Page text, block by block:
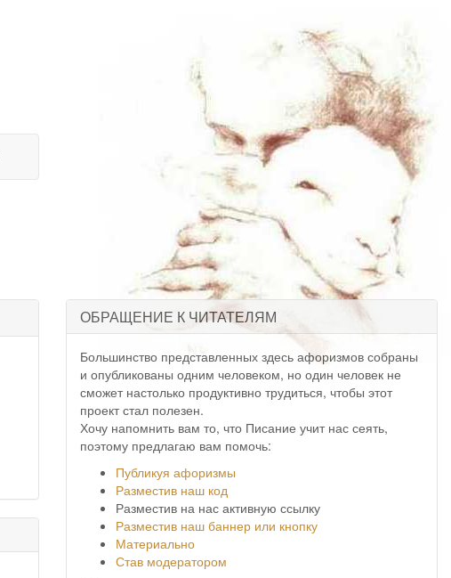
ОБРАЩЕНИЕ К ЧИТАТЕЛЯМ
Большинство представленных здесь афоризмов собраны
и опубликованы одним человеком, но один человек не
сможет настолько продуктивно трудиться, чтобы этот
проект стал полезен.
Хочу напомнить вам то, что Писание учит нас сеять,
поэтому предлагаю вам помочь:
Публикуя афоризмы
Разместив наш код
Разместив на нас активную ссылку
Разместив наш баннер или кнопку
Материально
Став модератором